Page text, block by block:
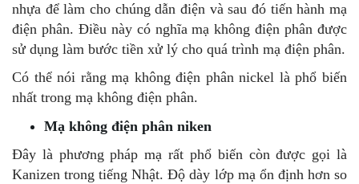
nhựa để làm cho chúng dẫn điện và sau đó tiến hành mạ
điện phân. Điều này có nghĩa mạ không điện phân được
sử dụng làm bước tiền xử lý cho quá trình mạ điện phân.
Có thể nói rằng mạ không điện phân nickel là phổ biến
nhất trong mạ không điện phân.
Mạ không điện phân niken
Đây là phương pháp mạ rất phổ biến còn được gọi là
Kanizen trong tiếng Nhật. Độ dày lớp mạ ổn định hơn so